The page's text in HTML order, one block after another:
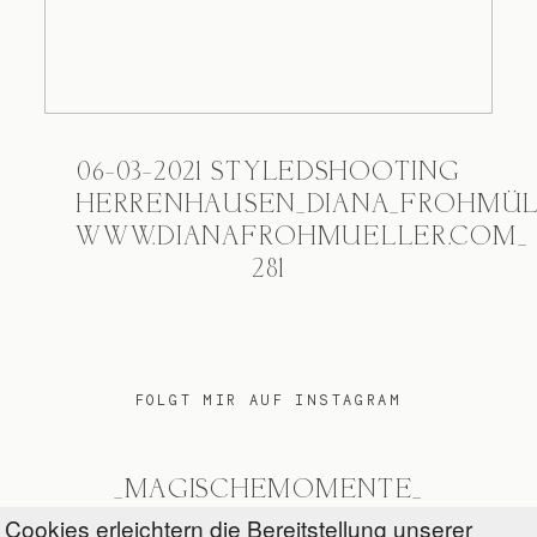
06-03-2021 STYLEDSHOOTING
WWW.DIANAFROHMUELLER.COM_
281
FOLGT MIR AUF INSTAGRAM
_MAGISCHEMOMENTE_
Cookies erleichtern die Bereitstellung unserer